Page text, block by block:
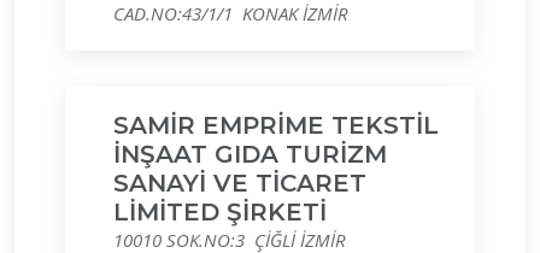
CAD.NO:43/1/1 KONAK İZMİR
SAMİR EMPRİME TEKSTİL
İNŞAAT GIDA TURİZM
SANAYİ VE TİCARET
LİMİTED ŞİRKETİ
10010 SOK.NO:3 ÇİĞLİ İZMİR